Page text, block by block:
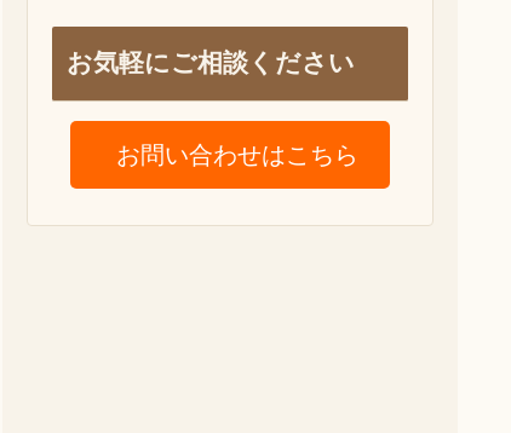
お気軽にご相談ください
お問い合わせはこちら